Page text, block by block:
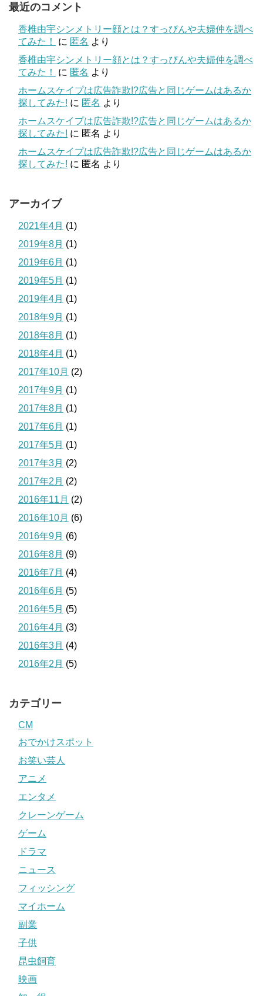
最近のコメント
香椎由宇シンメトリー顔とは？すっぴんや夫婦仲を調べ
てみた！
に 匿名 より
香椎由宇シンメトリー顔とは？すっぴんや夫婦仲を調べ
てみた！
に 匿名 より
ホームスケイプは広告詐欺!?広告と同じゲームはあるか
探してみた! に 匿名 より
ホームスケイプは広告詐欺!?広告と同じゲームはあるか
探してみた! に 匿名 より
ホームスケイプは広告詐欺!?広告と同じゲームはあるか
探してみた! に 匿名 より
アーカイブ
2021年4月 (1)
2019年8月 (1)
2019年6月 (1)
2019年5月 (1)
2019年4月 (1)
2018年9月 (1)
2018年8月 (1)
2018年4月 (1)
2017年10月 (2)
2017年9月 (1)
2017年8月 (1)
2017年6月 (1)
2017年5月 (1)
2017年3月 (2)
2017年2月 (2)
2016年11月 (2)
2016年10月 (6)
2016年9月 (6)
2016年8月 (9)
2016年7月 (4)
2016年6月 (5)
2016年5月 (5)
2016年4月 (3)
2016年3月 (4)
2016年2月 (5)
カテゴリー
CM
おでかけスポット
お笑い芸人
アニメ
エンタメ
クレーンゲーム
ゲーム
ドラマ
ニュース
フィッシング
マイホーム
副業
子供
昆虫飼育
映画